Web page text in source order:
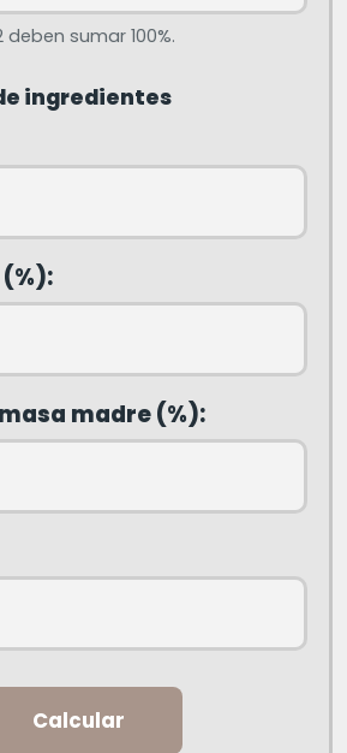
deben sumar 100%.
ingredientes
madre (%):
Calcular